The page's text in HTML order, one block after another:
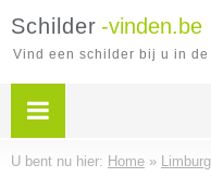
Schilder -vinden.be
Vind een schilder bij u in de
U bent nu hier: Home » Limburg